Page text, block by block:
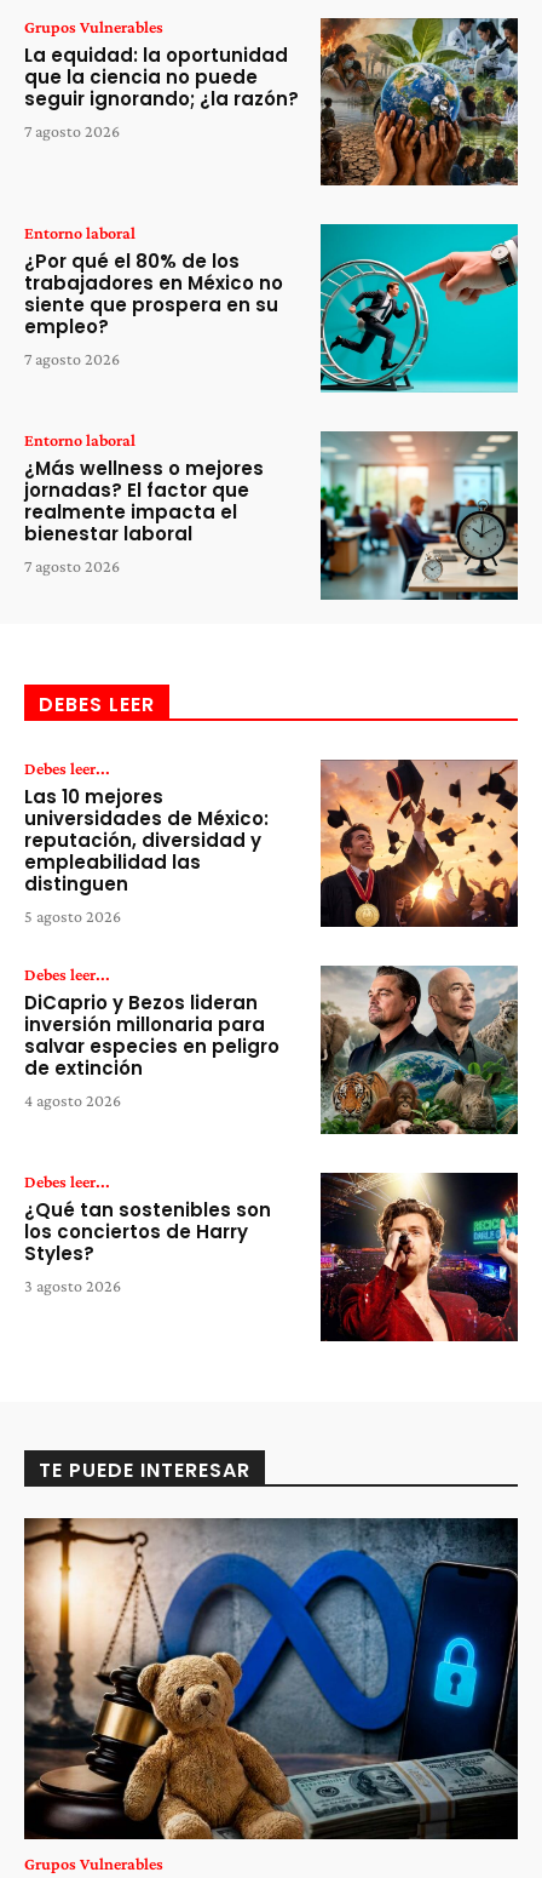
Grupos Vulnerables
La equidad: la oportunidad
que la ciencia no puede
seguir ignorando; ¿la razón?
7 agosto 2026
Entorno laboral
¿Por qué el 80% de los
trabajadores en México no
siente que prospera en su
empleo?
7 agosto 2026
Entorno laboral
¿Más wellness o mejores
jornadas? El factor que
realmente impacta el
bienestar laboral
7 agosto 2026
DEBES LEER
Debes leer...
Las 10 mejores
universidades de México:
reputación, diversidad y
empleabilidad las
distinguen
5 agosto 2026
Debes leer...
DiCaprio y Bezos lideran
inversión millonaria para
salvar especies en peligro
de extinción
4 agosto 2026
Debes leer...
¿Qué tan sostenibles son
los conciertos de Harry
Styles?
3 agosto 2026
TE PUEDE INTERESAR
Grupos Vulnerables